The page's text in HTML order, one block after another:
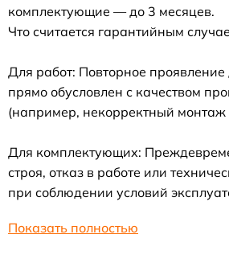
комплектующие — до 3 месяцев.
Что считается гарантийным
Для работ: Повторное
прямо обусловлен с качеством
(например, некорректный монтаж
Для комплектующих:
строя, отказ в работе или
при соблюдении условий
Показать полностью